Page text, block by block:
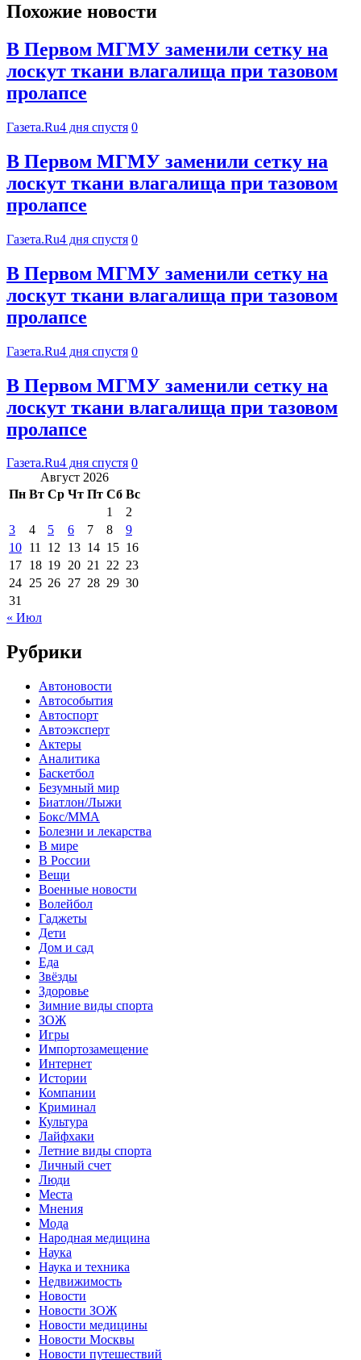
Похожие новости
В Первом МГМУ заменили сетку на
лоскут ткани влагалища при тазовом
пролапсе
Газета.Ru4 дня спустя 0
В Первом МГМУ заменили сетку на
лоскут ткани влагалища при тазовом
пролапсе
Газета.Ru4 дня спустя 0
В Первом МГМУ заменили сетку на
лоскут ткани влагалища при тазовом
пролапсе
Газета.Ru4 дня спустя 0
В Первом МГМУ заменили сетку на
лоскут ткани влагалища при тазовом
пролапсе
Газета.Ru4 дня спустя 0
Август 2026
Пн Вт Ср Чт Пт Сб Вс
1
2
3
4 5 6 7 8
9
10 11 12 13 14 15 16
17 18 19 20 21 22 23
24 25 26 27 28 29 30
31
« Июл
Рубрики
Автоновости
Автособытия
Автоспорт
Автоэксперт
Актеры
Аналитика
Баскетбол
Безумный мир
Биатлон/Лыжи
Бокс/MMA
Болезни и лекарства
В мире
В России
Вещи
Военные новости
Волейбол
Гаджеты
Дети
Дом и сад
Еда
Звёзды
Здоровье
Зимние виды спорта
ЗОЖ
Игры
Импортозамещение
Интернет
Истории
Компании
Криминал
Культура
Лайфхаки
Летние виды спорта
Личный счет
Люди
Места
Мнения
Мода
Народная медицина
Наука
Наука и техника
Недвижимость
Новости
Новости ЗОЖ
Новости медицины
Новости Москвы
Новости путешествий